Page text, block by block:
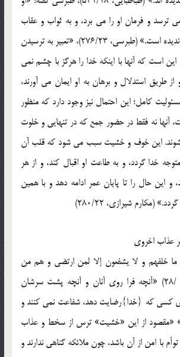
و فرمان او را می برد، و به ثواب و عقاب
ایمان دارد با اینکه او را ندیده است.» (طبرسی، 276/23)، «تعبیر به ترسیدن
این است که آنها با اینکه خدا را هرگز با چشم نمی
از طریق استدلال و برهان به او ایمان می آورند،
کامل؛ این احتمال نیز وجود دارد که منظور
آنها نه فقط در حضور جمع که در تنهایی و خلوت
شوند. این خوف و خشیت سبب می شود که قلب آن
خدا گردد، و به طاعت او اقبال کند، و از هر
و این حال را تا پایان عمر ادامه دهد و با همین
(مکارم شیرازی، 280/22)
ما خلفهم و لا یشفعون إلا لمن ارتضی و هم من
خشیته مشفقون» (انبیاء /28) «آنچه فرا روی آنان و آنچه پشت سرشان
کسی که {خدا}رضایت دهد، شفاعت نمی کنند و
«مقصود از این «خشیت» ترس از سخط و عذاب
با امن از آن باشد، چون ملائکه گناهی ندارند و